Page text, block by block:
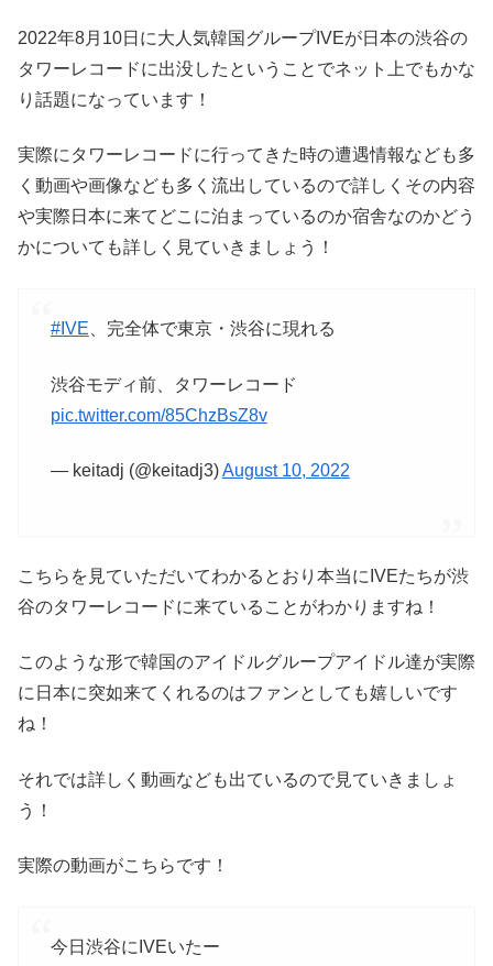
2022年8月10日に大人気韓国グループIVEが日本の渋谷の
タワーレコードに出没したということでネット上でもかな
り話題になっています！
実際にタワーレコードに行ってきた時の遭遇情報なども多
く動画や画像なども多く流出しているので詳しくその内容
や実際日本に来てどこに泊まっているのか宿舎なのかどう
かについても詳しく見ていきましょう！
#IVE 、完全体で東京・渋谷に現れる
渋谷モディ前、タワーレコード
pic.twitter.com/85ChzBsZ8v
— keitadj (@keitadj3)August 10, 2022
こちらを見ていただいてわかるとおり本当にIVEたちが渋
谷のタワーレコードに来ていることがわかりますね！
このような形で韓国のアイドルグループアイドル達が実際
に日本に突如来てくれるのはファンとしても嬉しいです
ね！
それでは詳しく動画なども出ているので見ていきましょ
う！
実際の動画がこちらです！
今日渋谷にIVEいたー